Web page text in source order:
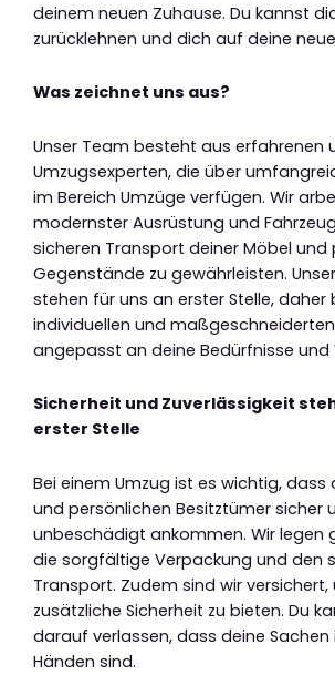
deinem neuen Zuhause. Du kannst
zurücklehnen und dich auf deine
Was zeichnet uns aus?
Unser Team besteht aus erfahrenen
Umzugsexperten, die über
im Bereich Umzüge verfügen. Wir
modernster Ausrüstung und
sicheren Transport deiner Möbel und
Gegenstände zu gewährleisten.
stehen für uns an erster Stelle, daher
individuellen und
angepasst an deine Bedürfnisse und
Sicherheit und Zuverlässigkeit
erster Stelle
Bei einem Umzug ist es wichtig, dass
und persönlichen Besitztümer sicher
unbeschädigt ankommen. Wir legen
die sorgfältige Verpackung und den
Transport. Zudem sind wir versichert,
zusätzliche Sicherheit zu bieten. Du
darauf verlassen, dass deine
Händen sind.